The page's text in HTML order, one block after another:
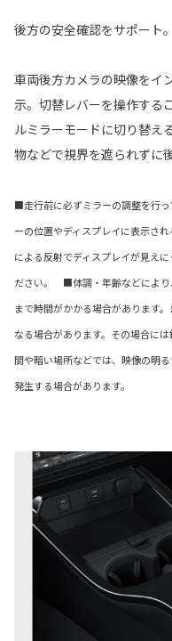
後方の安全確認をサポート。
車両後方カメラの映像をイ
示。切替レバーを操作する
ルミラーモードに切り替え
物などで視界を遮られずに
■走行前に必ずミラーの調整を行
ーの位置やディスプレイに表示さ
による反射でディスプレイが見え
ださい。 ■体調・年齢などにより
まで時間がかかる場合があります
なる場合があります。その場合に
間や暗い場所などでは、映像の明
発生する場合があります。